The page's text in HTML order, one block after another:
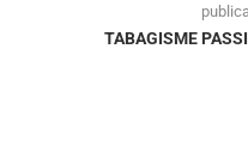
TABAGISME